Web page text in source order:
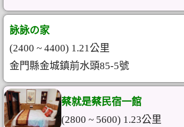
詠詠の家
(2400 ~ 4400) 1.21公里
金門縣金城鎮前水頭85-5號
蔡就是蔡民宿一館
(2800 ~ 5600) 1.23公里